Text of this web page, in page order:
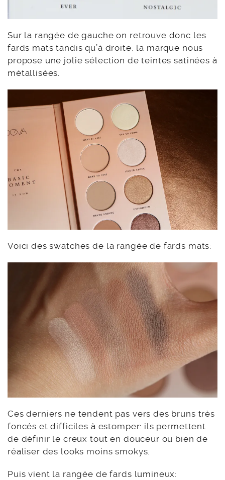
Sur la rangée de gauche on retrouve donc les
fards mats tandis qu’à droite, la marque nous
propose une jolie sélection de teintes satinées à
métallisées.
Voici des swatches de la rangée de fards mats:
Ces derniers ne tendent pas vers des bruns très
foncés et difficiles à estomper: ils permettent
de définir le creux tout en douceur ou bien de
réaliser des looks moins smokys.
Puis vient la rangée de fards lumineux: